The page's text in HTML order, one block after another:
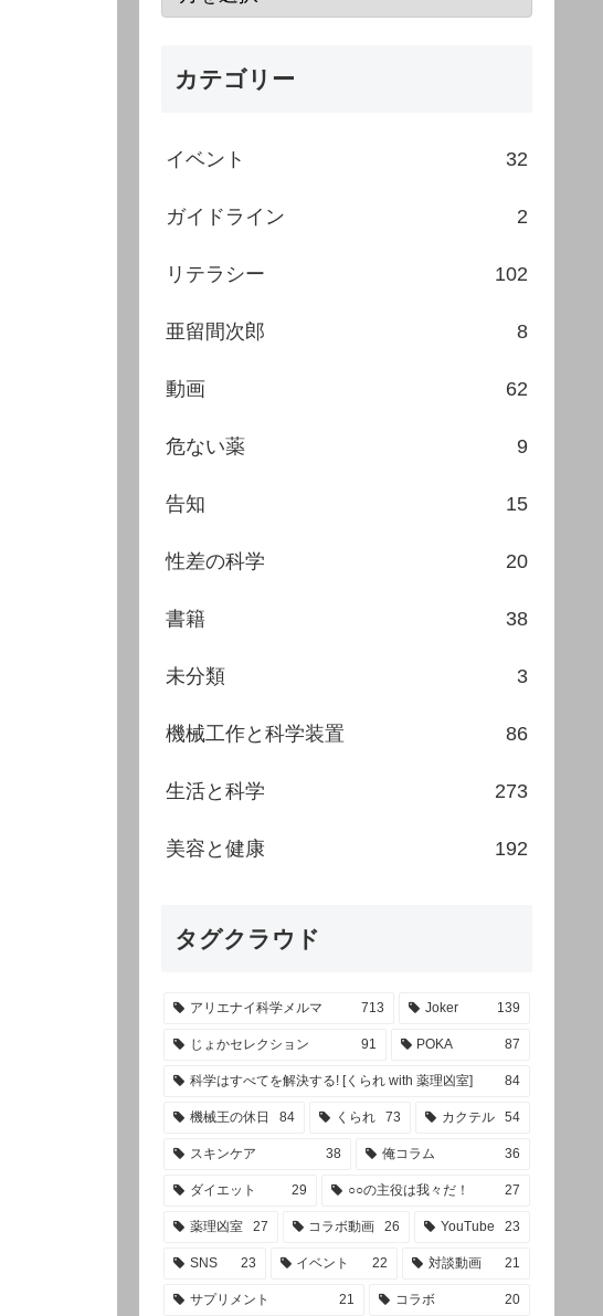
カテゴリー
イベント 32
ガイドライン 2
リテラシー 102
亜留間次郎 8
動画 62
危ない薬 9
告知 15
性差の科学 20
書籍 38
未分類 3
機械工作と科学装置 86
生活と科学 273
美容と健康 192
タグクラウド
アリエナイ科学メルマ 713 Joker 139
じょかセレクション 91 POKA 87
科学はすべてを解決する! [くられ with 薬理凶室] 84
機械王の休日 84 くられ 73 カクテル 54
スキンケア 38 俺コラム 36
ダイエット 29 ○○の主役は我々だ！ 27
薬理凶室 27 コラボ動画 26 YouTube 23
SNS 23 イベント 22 対談動画 21
サプリメント 21 コラボ 20